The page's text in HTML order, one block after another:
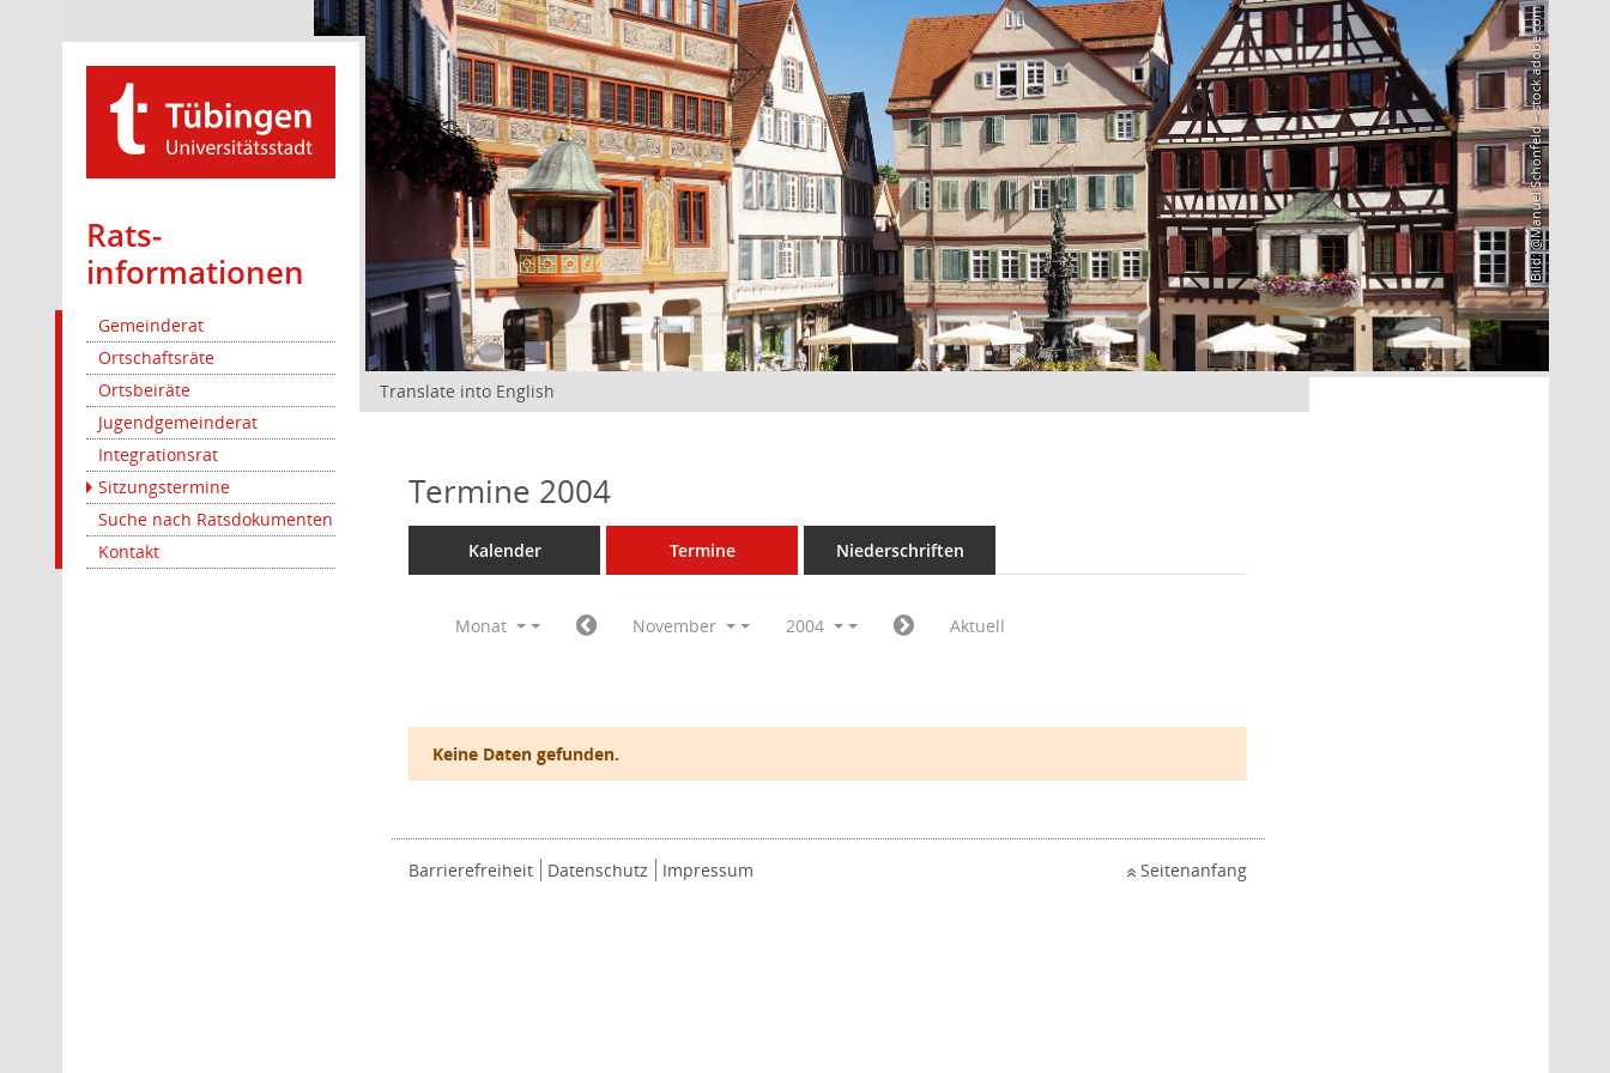
Rats­
informationen
Gemeinderat
Ortschaftsräte
Ortsbeiräte
Jugendgemeinderat
Integrationsrat
Sitzungstermine
Suche nach Ratsdokumenten
Kontakt
Bild: @Manuel Schönfeld – stock.adobe.com
Translate into English
Termine 2004
Kalender Termine Niederschriften
Monat November 2004 Aktuell
Keine Daten gefunden.
Barrierefreiheit Datenschutz Impressum Seitenanfang